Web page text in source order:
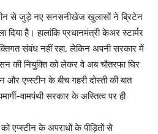
से जुड़े नए सनसनीखेज खुलासों ने ब्रिटेन
दिया है। हालांकि प्रधानमंत्री केअर स्टार्मर
संबंध नहीं रहा, लेकिन अपनी सरकार में
की नियुक्ति को लेकर वे अब चौतरफा घिर
एप्स्टीन के बीच गहरी दोस्ती की बात
वामपंथी सरकार के अस्तित्व पर ही
एप्स्टीन के अपराधों के पीड़ितों से